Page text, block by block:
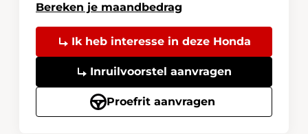
Bereken je maandbedrag
Ik heb interesse in deze Honda
Inruilvoorstel aanvragen
Proefrit aanvragen